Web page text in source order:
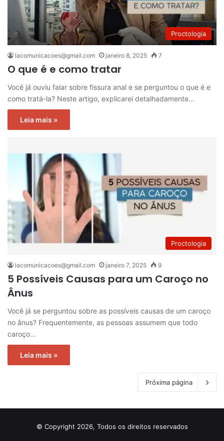
Proctologia
lacomunicacoes@gmail.com janeiro 8, 2025 7
O que é e como tratar
Você já ouviu falar sobre fissura anal e se perguntou o que é e
como tratá-la? Neste artigo, explicarei detalhadamente…
Leia mais »
Proctologia
lacomunicacoes@gmail.com janeiro 7, 2025 9
5 Possíveis Causas para um Caroço no
Ânus
Você já se perguntou sobre as possíveis causas de um caroço
no ânus? Frequentemente, as pessoas assumem que todo
caroço…
Leia mais »
Próxima página
© Copyright 2026, Todos os direitos reservados